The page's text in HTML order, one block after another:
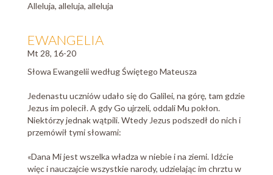
Alleluja, alleluja, alleluja
EWANGELIA
Mt 28, 16-20
Słowa Ewangelii według Świętego Mateusza
Jedenastu uczniów udało się do Galilei, na górę, tam gdzie
Jezus im polecił. A gdy Go ujrzeli, oddali Mu pokłon.
Niektórzy jednak wątpili. Wtedy Jezus podszedł do nich i
przemówił tymi słowami:
«Dana Mi jest wszelka władza w niebie i na ziemi. Idźcie
więc i nauczajcie wszystkie narody, udzielając im chrztu w